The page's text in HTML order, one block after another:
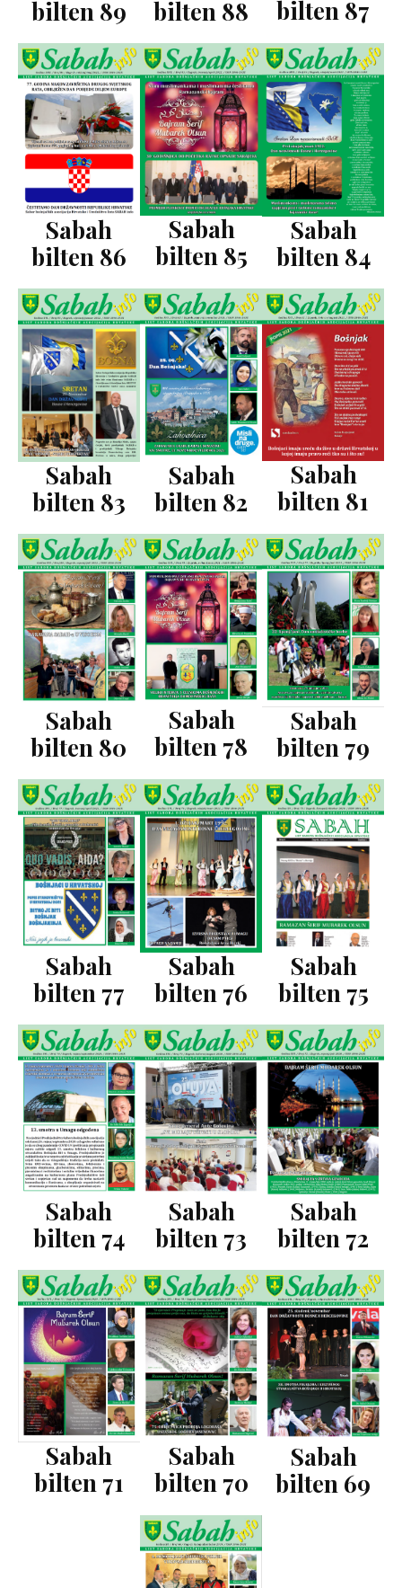
bilten 89 bilten 88 bilten 87
Sabah
bilten 86
Sabah
bilten 85
Sabah
bilten 84
Sabah
bilten 83
Sabah
bilten 82
Sabah
bilten 81
Sabah
bilten 80
Sabah
bilten 78
Sabah
bilten 79
Sabah
bilten 77
Sabah
bilten 76
Sabah
bilten 75
Sabah
bilten 74
Sabah
bilten 73
Sabah
bilten 72
Sabah
bilten 71
Sabah
bilten 70
Sabah
bilten 69